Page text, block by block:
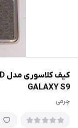
GALAXY S9
چرمی